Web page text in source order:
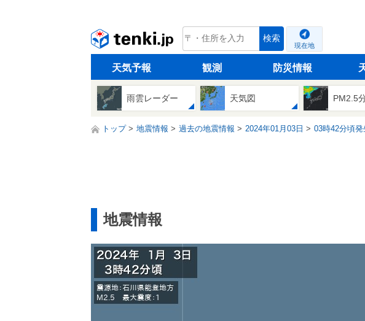
tenki.jp 検索
現在地
天気予報 観測 防災情報
雨雲レーダー 天気図 PM2.5
トップ 地震情報 過去の地震情報 2024年01月03日 03時42分頃
地震情報